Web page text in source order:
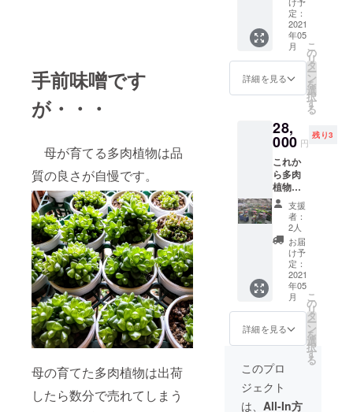
手前味噌です
が・・・
母が育てる多肉植物は品
質の良さが自慢です。
母の育てた多肉植物は出荷
したら数分で売れてしまう
15鉢
セット
＋オリ
ジナル
多肉植
物用土
500ml×
2袋 育
明付き
多肉植
物の種
類は画
像とは
異なり
ます。
こちら
で15種
類１5鉢
を選ん
で送り
ます。
定：
2021
年05
月
詳細を見る
こ
の
リ
タ
ー
ン
を
選
択
す
る
28,
000 円
残り3
これか
ら多肉
植物を
ビジネ
スにし
たい方
へ 「多
肉植物
ビジネ
スの始
め方」
オリジ
ナルマ
ニュア
ル
（メー
ルにて
送りま
す）
＋
支援
者：
2人
お届
け予
定：
2021
年05
月
詳細を見る
こ
の
リ
タ
ー
ン
を
選
択
す
る
このプロ
ジェクト
は、 All-In方